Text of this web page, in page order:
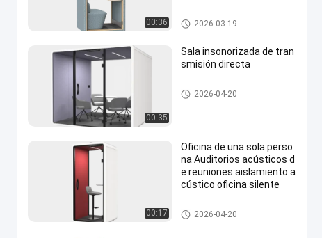
00:36 Oficina en casa
2026-03-19
00:35
Sala insonorizada de tran
smisión directa
Vaina insonora de la oficina
2026-04-20
00:17
Oficina de una sola perso
na Auditorios acústicos d
e reuniones aislamiento a
cústico oficina silente
Vaina insonora de la oficina
2026-04-20